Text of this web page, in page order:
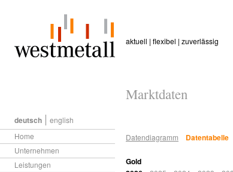
aktuell | flexibel | zuverlässig
Marktdaten
Datendiagramm Datentabelle
Gold
Home
Unternehmen
Leistungen
deutsch english